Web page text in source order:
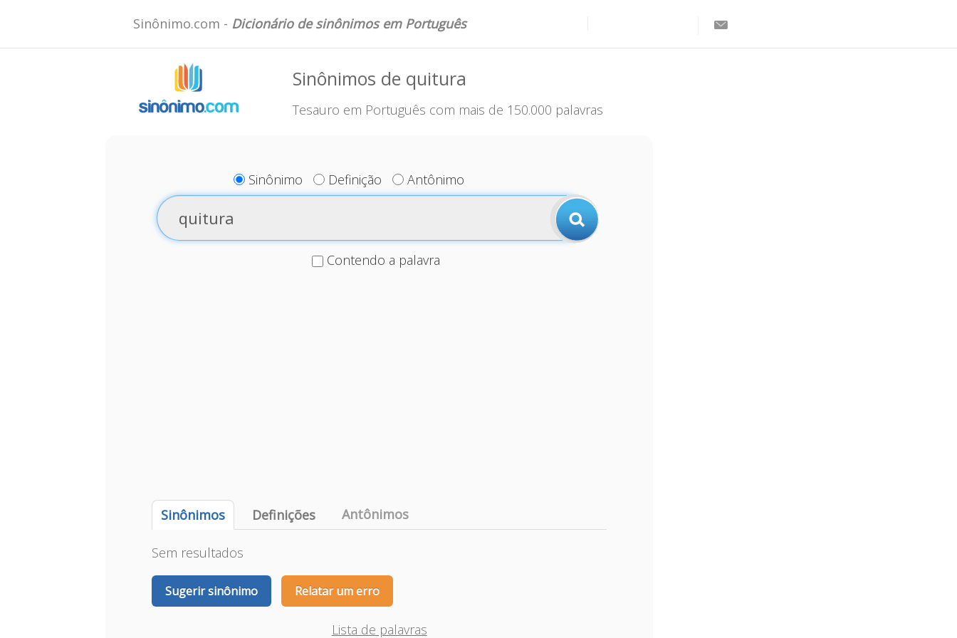
Sinônimo.com - Dicionário de sinônimos em Português
Sinônimos de quitura
Tesauro em Português com mais de 150.000 palavras
Sinônimo Definição Antônimo
Contendo a palavra
Sinônimos Definições Antônimos
Sem resultados
Sugerir sinônimo Relatar um erro
Lista de palavras